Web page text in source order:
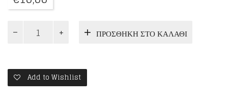
ΓΕΝΕΣΙΣ
ποσότητα
ΠΡΟΣΘΉΚΗ ΣΤΟ ΚΑΛΆΘΙ
Add to Wishlist